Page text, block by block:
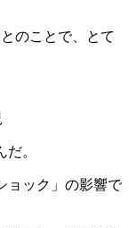
のことで、とて
だ。
ョック」の影響で